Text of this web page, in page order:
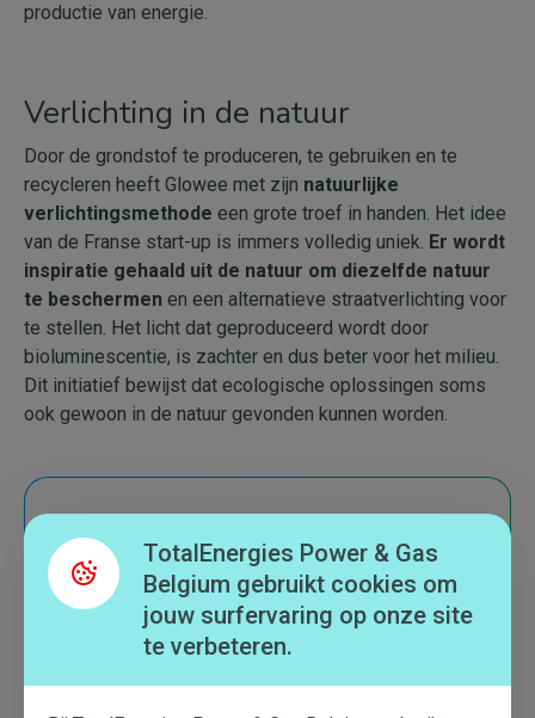
productie van energie.
Verlichting in de natuur
Door de grondstof te produceren, te gebruiken en te
recycleren heeft Glowee met zijn natuurlijke
verlichtingsmethode een grote troef in handen. Het idee
van de Franse start-up is immers volledig uniek. Er wordt
inspiratie gehaald uit de natuur om diezelfde natuur
te beschermen en een alternatieve straatverlichting voor
te stellen. Het licht dat geproduceerd wordt door
bioluminescentie, is zachter en dus beter voor het milieu.
Dit initiatief bewijst dat ecologische oplossingen soms
ook gewoon in de natuur gevonden kunnen worden.
Graag meer weten ?
Ontdek Glowee
TotalEnergies Power & Gas
Belgium gebruikt cookies om
jouw surfervaring op onze site
te verbeteren.